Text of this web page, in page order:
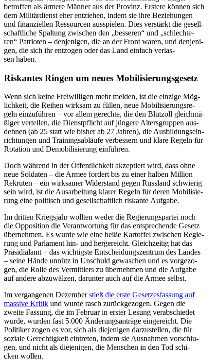
betrof­fen als ärmere Männer aus der Provinz. Erstere können sich
dem Mili­tär­dienst eher ent­zie­hen, indem sie ihre Bezie­hun­gen
und finan­zi­el­len Res­sour­cen aus­spie­len. Dies ver­stärkt die gesell­
schaft­li­che Spal­tung zwi­schen den „bes­se­ren“ und „schlech­te­
ren“ Patrio­ten – den­je­ni­gen, die an der Front waren, und den­je­ni­
gen, die sich ihr ent­zo­gen oder das Land einfach ver­las­
sen haben.
Ris­kan­tes Ringen um neues Mobilisierungsgesetz
Wenn sich keine Frei­wil­li­gen mehr melden, ist die einzige Mög­
lich­keit, die Reihen wirksam zu füllen, neue Mobi­li­sie­rungs­re­
geln ein­zu­füh­ren – vor allem gerechte, die den Blut­zoll gleich­mä­
ßi­ger ver­tei­len, die Dienst­pflicht auf jüngere Alters­grup­pen aus­
deh­nen (ab 25 statt wie bisher ab 27 Jahren), die Aus­bil­dungs­ein­
rich­tun­gen und Trai­nings­ab­läufe ver­bes­sern und klare Regeln für
Rota­tion und Demo­bi­li­sie­rung einführen.
Doch während in der Öffent­lich­keit akzep­tiert wird, dass ohne
neue Sol­da­ten – die Armee fordert bis zu einer halben Million
Rekru­ten – ein wirk­sa­mer Wider­stand gegen Russ­land schwie­rig
sein wird, ist die Aus­ar­bei­tung klarer Regeln für deren Mobi­li­sie­
rung eine poli­tisch und gesell­schaft­lich ris­kante Aufgabe.
Im dritten Kriegs­jahr wollten weder die Regie­rungs­par­tei noch
die Oppo­si­tion die Ver­ant­wor­tung für das ent­spre­chende Gesetz
über­neh­men. Es wurde wie eine heiße Kar­tof­fel zwi­schen Regie­
rung und Par­la­ment hin- und her­ge­reicht. Gleich­zei­tig hat das
Prä­si­di­al­amt – das wich­tigste Ent­schei­dungs­zen­trum des Landes
– seine Hände unnütz in Unschuld gewa­schen und es vor­ge­zo­
gen, die Rolle des Ver­mitt­lers zu über­neh­men und die Aufgabe
auf andere abzu­wäl­zen, dar­un­ter auch auf die Armee selbst.
Im ver­gan­ge­nen Dezem­berstieß die erste Geset­zes­fas­sung auf
massive Kritik und wurde rasch zurück­ge­zo­gen. Gegen die
zweite Fassung, die im Februar in erster Lesung ver­ab­schie­det
wurde, wurden fast 5.000 Ände­rungs­an­träge ein­ge­reicht. Die
Poli­ti­ker zogen es vor, sich als die­je­ni­gen dar­zu­stel­len, die für
soziale Gerech­tig­keit ein­tre­ten, indem sie Aus­nah­men vor­schlu­
gen, und nicht als die­je­ni­gen, die Men­schen in den Tod schi­
cken wollen.